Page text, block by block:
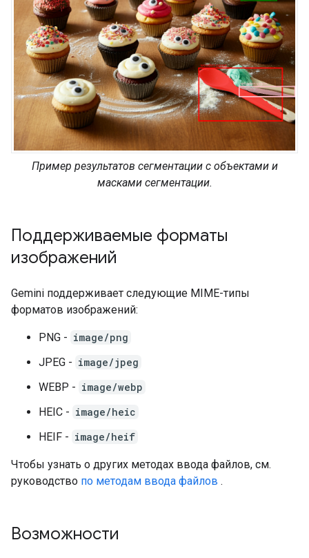
Пример результатов сегментации с объектами и
масками сегментации.
Поддерживаемые форматы
изображений
Gemini поддерживает следующие MIME-типы
форматов изображений:
PNG - image/png
JPEG - image/jpeg
WEBP - image/webp
HEIC - image/heic
HEIF - image/heif
Чтобы узнать о других методах ввода файлов, см.
руководство по методам ввода файлов .
Возможности